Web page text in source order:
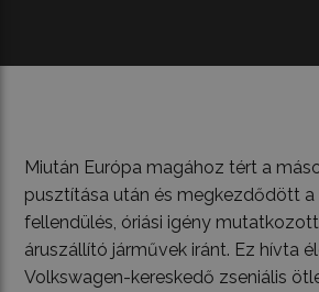
Miután Európa magához tért a
pusztítása után és megkezdődött a
fellendülés, óriási igény
áruszállító járművek iránt. Ez hívta
Volkswagen-kereskedő zseniális